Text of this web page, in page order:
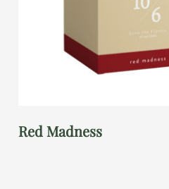
Red Madness